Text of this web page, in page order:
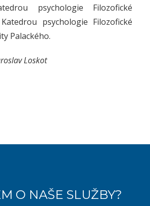
psychologie Filozofické
psychologie Filozofické
Palackého.
Loskot
O NAŠE SLUŽBY?